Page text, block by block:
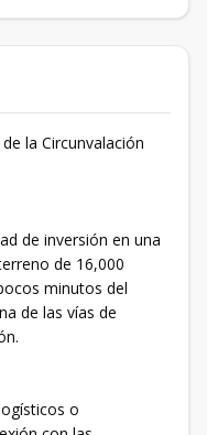
la Circunvalación
de inversión en una
de 16,000
minutos del
de las vías de
o